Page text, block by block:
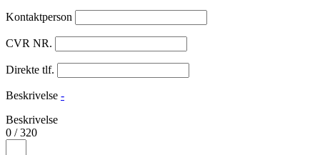
Kontaktperson
CVR NR.
Direkte tlf.
Beskrivelse -
Beskrivelse
0 /320